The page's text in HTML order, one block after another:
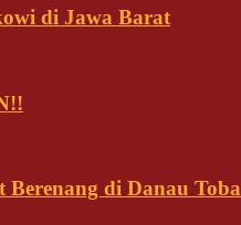
di Jawa Barat
di Danau Toba